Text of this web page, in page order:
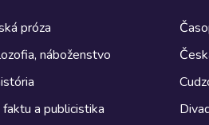
próza
náboženstvo
a publicistika